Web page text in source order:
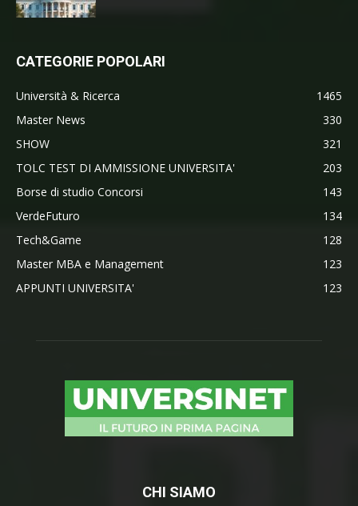
CATEGORIE POPOLARI
Università & Ricerca
1465
Master News
330
SHOW
321
TOLC TEST DI AMMISSIONE UNIVERSITA'
203
Borse di studio Concorsi
143
VerdeFuturo
134
Tech&Game
128
Master MBA e Management
123
APPUNTI UNIVERSITA'
123
CHI SIAMO